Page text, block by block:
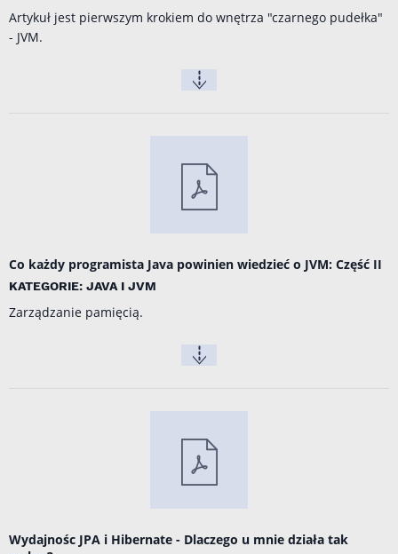
Artykuł jest pierwszym krokiem do wnętrza "czarnego pudełka"
- JVM.
Co każdy programista Java powinien wiedzieć o JVM: Część II
KATEGORIE: JAVA I JVM
Zarządzanie pamięcią.
Wydajnośc JPA i Hibernate - Dlaczego u mnie działa tak